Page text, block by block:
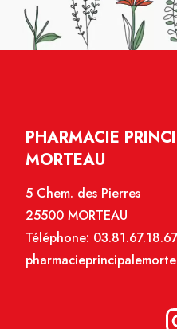
PHARMACIE
MORTEAU
5 Chem. des Pierres
25500 MORTEAU
Téléphone: